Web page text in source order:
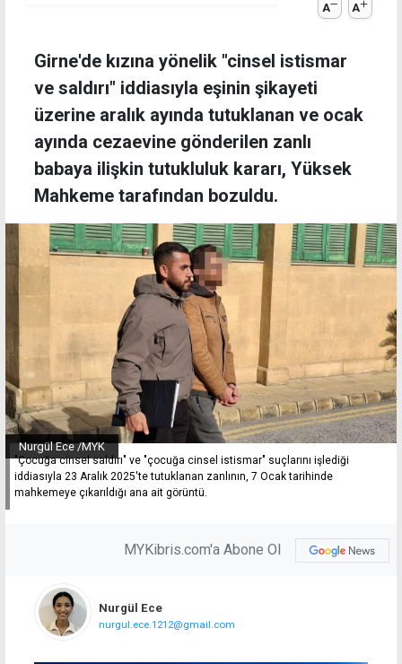
A A
Girne'de kızına yönelik "cinsel istismar
ve saldırı" iddiasıyla eşinin şikayeti
üzerine aralık ayında tutuklanan ve ocak
ayında cezaevine gönderilen zanlı
babaya ilişkin tutukluluk kararı, Yüksek
Mahkeme tarafından bozuldu.
"Çocuğa cinsel saldırı" ve "çocuğa cinsel istismar" suçlarını işlediği
iddiasıyla 23 Aralık 2025'te tutuklanan zanlının, 7 Ocak tarihinde
mahkemeye çıkarıldığı ana ait görüntü.
Nurgül Ece /MYK
MYKibris.com'a Abone Ol
Nurgül Ece
nurgul.ece.1212@gmail.com